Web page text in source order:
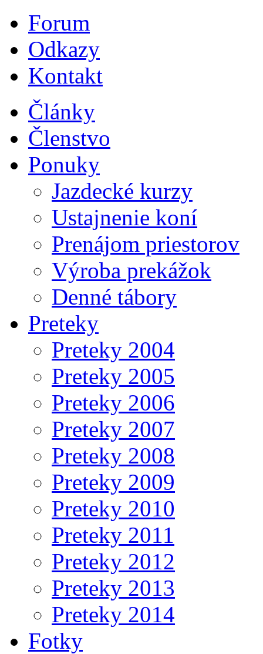
Forum
Odkazy
Kontakt
Články
Členstvo
Ponuky
Jazdecké kurzy
Ustajnenie koní
Prenájom priestorov
Výroba prekážok
Denné tábory
Preteky
Preteky 2004
Preteky 2005
Preteky 2006
Preteky 2007
Preteky 2008
Preteky 2009
Preteky 2010
Preteky 2011
Preteky 2012
Preteky 2013
Preteky 2014
Fotky